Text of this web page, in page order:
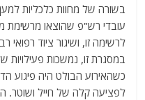
בשורה של מחוות כלכליות
עובדי רש"פ שהוצאו מרשימת
לרשימה זו, ושיגור ציוד רפואי
במסגרת זו, נמשכות פעילויות
כשהאירוע הבולט היה פיגוע
לפציעה קלה של חייל ושוטר.